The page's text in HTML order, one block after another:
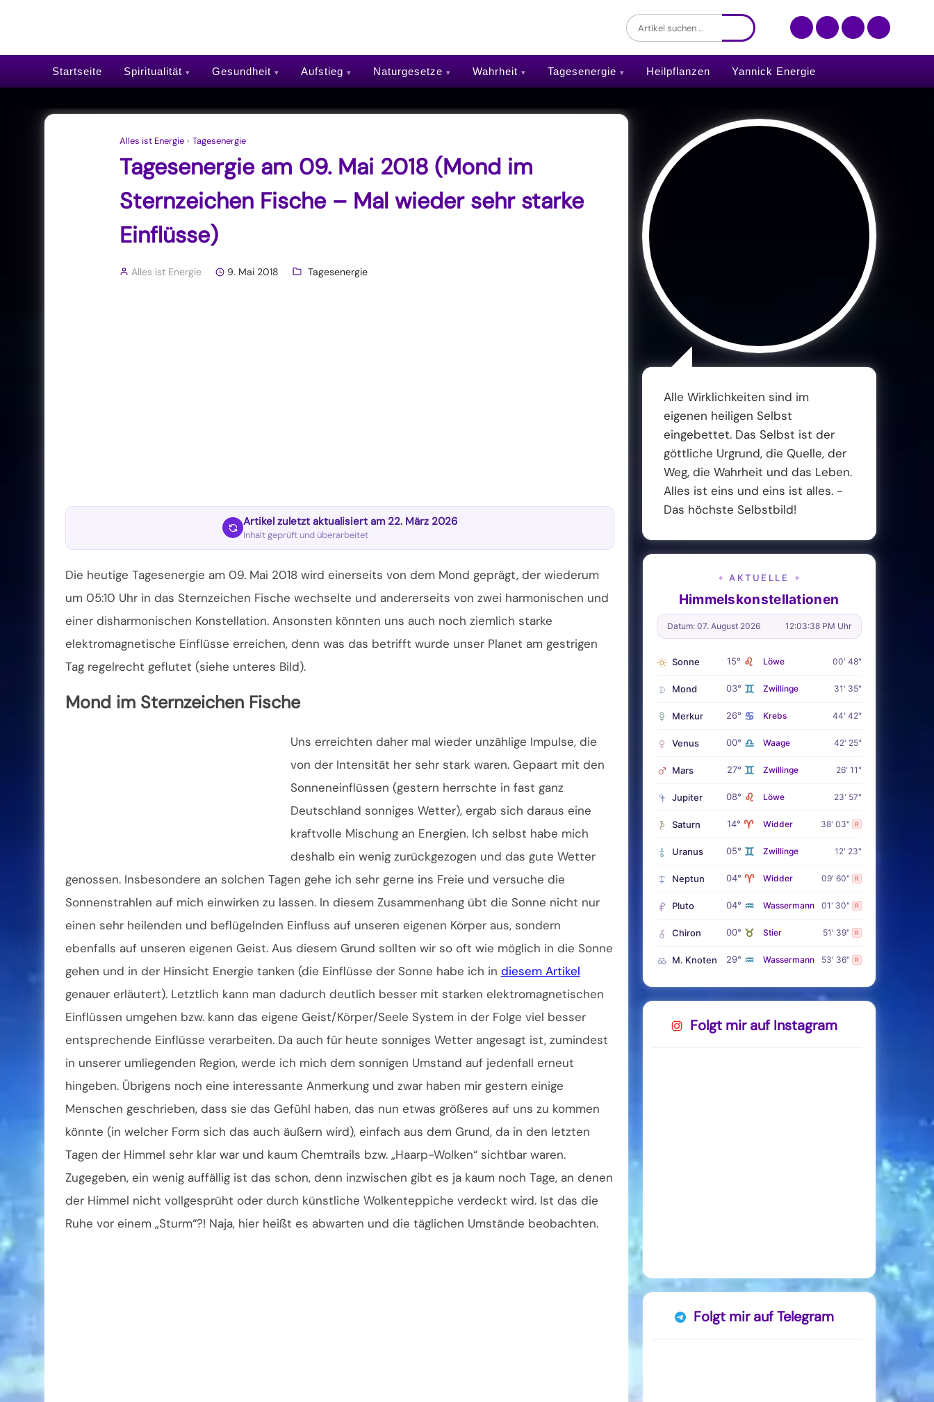
Startseite Spiritualität Gesundheit Aufstieg Naturgesetze Wahrheit Tagesenergie Heilpflanzen Yannick Energie
Alles ist Energie › Tagesenergie
Tagesenergie am 09. Mai 2018 (Mond im
Sternzeichen Fische – Mal wieder sehr starke
Einflüsse)
Alles ist Energie 9. Mai 2018 Tagesenergie
Artikel zuletzt aktualisiert am 22. März 2026
Inhalt geprüft und überarbeitet
Die heutige Tagesenergie am 09. Mai 2018 wird einerseits von dem Mond geprägt, der wiederum
um 05:10 Uhr in das Sternzeichen Fische wechselte und andererseits von zwei harmonischen und
einer disharmonischen Konstellation. Ansonsten könnten uns auch noch ziemlich starke
elektromagnetische Einflüsse erreichen, denn was das betrifft wurde unser Planet am gestrigen
Tag regelrecht geflutet (siehe unteres Bild).
Mond im Sternzeichen Fische
Uns erreichten daher mal wieder unzählige Impulse, die
von der Intensität her sehr stark waren. Gepaart mit den
Sonneneinflüssen (gestern herrschte in fast ganz
Deutschland sonniges Wetter), ergab sich daraus eine
kraftvolle Mischung an Energien. Ich selbst habe mich
deshalb ein wenig zurückgezogen und das gute Wetter
genossen. Insbesondere an solchen Tagen gehe ich sehr gerne ins Freie und versuche die
Sonnenstrahlen auf mich einwirken zu lassen. In diesem Zusammenhang übt die Sonne nicht nur
einen sehr heilenden und beflügelnden Einfluss auf unseren eigenen Körper aus, sondern
ebenfalls auf unseren eigenen Geist. Aus diesem Grund sollten wir so oft wie möglich in die Sonne
gehen und in der Hinsicht Energie tanken (die Einflüsse der Sonne habe ich in diesem Artikel
genauer erläutert). Letztlich kann man dadurch deutlich besser mit starken elektromagnetischen
Einflüssen umgehen bzw. kann das eigene Geist/Körper/Seele System in der Folge viel besser
entsprechende Einflüsse verarbeiten. Da auch für heute sonniges Wetter angesagt ist, zumindest
in unserer umliegenden Region, werde ich mich dem sonnigen Umstand auf jedenfall erneut
hingeben. Übrigens noch eine interessante Anmerkung und zwar haben mir gestern einige
Menschen geschrieben, dass sie das Gefühl haben, das nun etwas größeres auf uns zu kommen
könnte (in welcher Form sich das auch äußern wird), einfach aus dem Grund, da in den letzten
Tagen der Himmel sehr klar war und kaum Chemtrails bzw. „Haarp-Wolken“ sichtbar waren.
Zugegeben, ein wenig auffällig ist das schon, denn inzwischen gibt es ja kaum noch Tage, an denen
der Himmel nicht vollgesprüht oder durch künstliche Wolkenteppiche verdeckt wird. Ist das die
Ruhe vor einem „Sturm“?! Naja, hier heißt es abwarten und die täglichen Umstände beobachten.
Alle Wirklichkeiten sind im
eigenen heiligen Selbst
eingebettet. Das Selbst ist der
göttliche Urgrund, die Quelle, der
Weg, die Wahrheit und das Leben.
Alles ist eins und eins ist alles. -
Das höchste Selbstbild!
✦ AKTUELLE ✦
Himmelskonstellationen
Datum: 07. August 2026 12:03:40 PM Uhr
Sonne 15° ♌ Löwe 00' 48"
Mond 03° ♊ Zwillinge 31' 35"
Merkur 26° ♋ Krebs 44' 42"
Venus 00° ♎ Waage 42' 25"
Mars 27° ♊ Zwillinge 26' 11"
Jupiter 08° ♌ Löwe 23' 57"
Saturn 14° ♈ Widder 38' 03" R
Uranus 05° ♊ Zwillinge 12' 23"
Neptun 04° ♈ Widder 09' 60" R
Pluto 04° ♒ Wassermann 01' 30" R
Chiron 00° ♉ Stier 51' 39" R
M. Knoten 29° ♒ Wassermann 53' 36" R
Folgt mir auf Instagram
Folgt mir auf Telegram